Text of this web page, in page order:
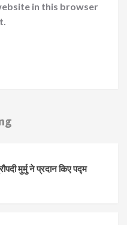
in this browser
मुर्मु ने प्रदान किए पद्म